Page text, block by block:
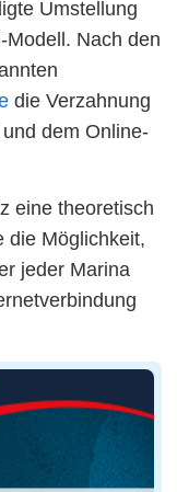
Umstellung
Nach den
die Verzahnung
dem Online-
eine theoretisch
die Möglichkeit,
jeder Marina